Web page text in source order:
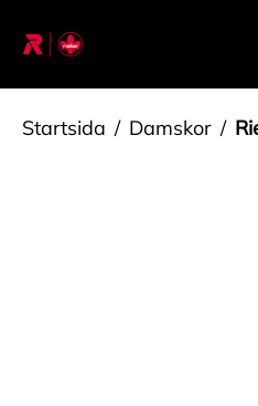
Startsida Damskor